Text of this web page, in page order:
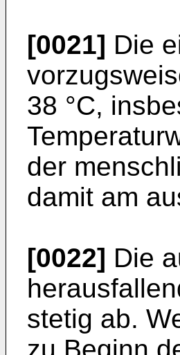
[0021] Die
38 °C,
der
damit am
[0022] Die
stetig ab.